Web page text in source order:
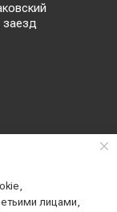
заезд
лицами,